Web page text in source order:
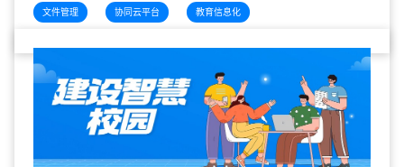
校数字化建设进程。截至目前，已有200+知名高校选择360亿方
云打造校园文件管理和协同云平台，实现校
文件管理 协同云平台 教育信息化